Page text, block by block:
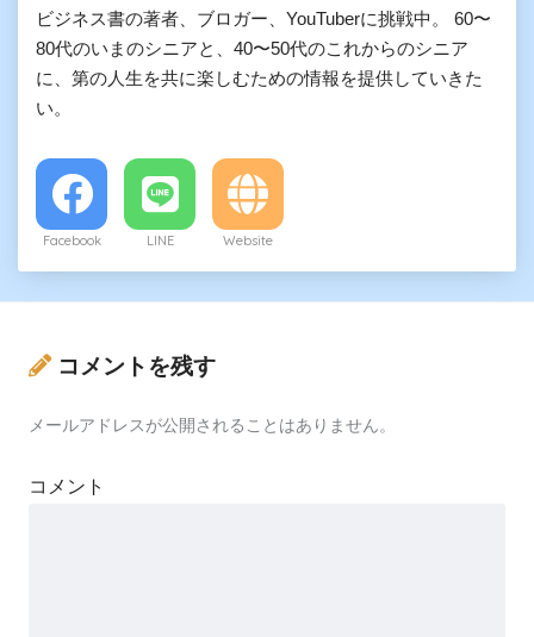
ビジネス書の著者、ブロガー、YouTuberに挑戦中。 60〜
80代のいまのシニアと、40〜50代のこれからのシニア
に、第の人生を共に楽しむための情報を提供していきた
い。
Facebook LINE Website
コメントを残す
メールアドレスが公開されることはありません。
コメント